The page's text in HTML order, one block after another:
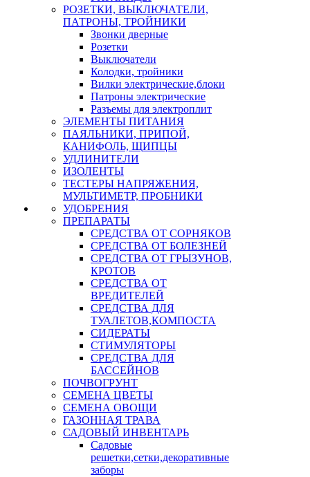
РОЗЕТКИ, ВЫКЛЮЧАТЕЛИ,
ПАТРОНЫ, ТРОЙНИКИ
Звонки дверные
Розетки
Выключатели
Колодки, тройники
Вилки электрические,блоки
Патроны электрические
Разъемы для электроплит
ЭЛЕМЕНТЫ ПИТАНИЯ
ПАЯЛЬНИКИ, ПРИПОЙ,
КАНИФОЛЬ, ЩИПЦЫ
УДЛИНИТЕЛИ
ИЗОЛЕНТЫ
ТЕСТЕРЫ НАПРЯЖЕНИЯ,
МУЛЬТИМЕТР, ПРОБНИКИ
УДОБРЕНИЯ
ПРЕПАРАТЫ
СРЕДСТВА ОТ СОРНЯКОВ
СРЕДСТВА ОТ БОЛЕЗНЕЙ
СРЕДСТВА ОТ ГРЫЗУНОВ,
КРОТОВ
СРЕДСТВА ОТ
ВРЕДИТЕЛЕЙ
СРЕДСТВА ДЛЯ
ТУАЛЕТОВ,КОМПОСТА
СИДЕРАТЫ
СТИМУЛЯТОРЫ
СРЕДСТВА ДЛЯ
БАССЕЙНОВ
ПОЧВОГРУНТ
СЕМЕНА ЦВЕТЫ
СЕМЕНА ОВОЩИ
ГАЗОННАЯ ТРАВА
САДОВЫЙ ИНВЕНТАРЬ
Садовые
решетки,сетки,декоративные
заборы